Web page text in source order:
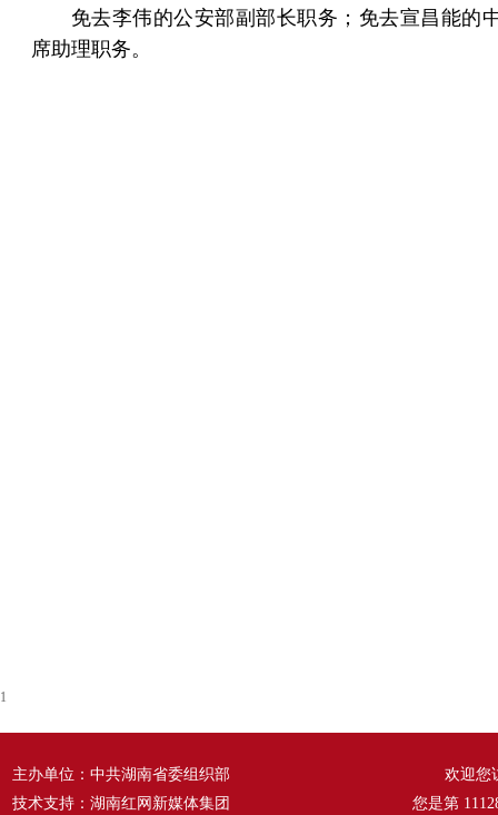
免去李伟的公安部副部长职务；免去宣昌能的
席助理职务。
1
主办单位：中共湖南省委组织部
技术支持：湖南红网新媒体集团
欢迎您
您是第